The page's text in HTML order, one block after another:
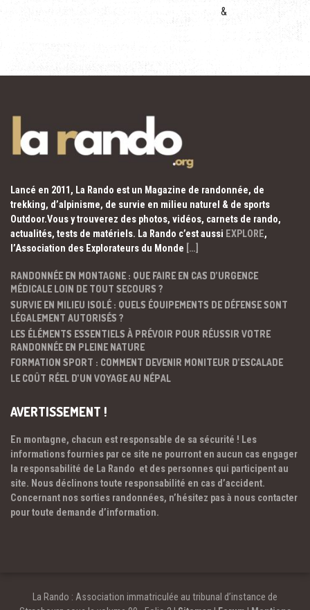
&
Lancé en 2011, La Rando est un Magazine de randonnée, de
trekking, d’alpinisme, de survie en milieu naturel & de sports
Outdoor.Vous y trouverez des photos, vidéos, carnets de rando,
actualités, tests de matériels. La Rando c’est aussi EXPLORE,
l’Association des Explorateurs du Monde […]
RANDONNÉE EN MONTAGNE : QUE FAIRE EN CAS D’URGENCE
MÉDICALE LOIN DE TOUT SECOURS ?
SURVIE EN MILIEU ISOLÉ : QUELS ÉQUIPEMENTS DE DÉFENSE SONT
LÉGALEMENT AUTORISÉS ?
LES ÉLÉMENTS ESSENTIELS À PRÉVOIR POUR RÉUSSIR VOTRE
RANDONNÉE EN PLEINE NATURE
FORMATION SPORT : COMMENT DEVENIR MONITEUR D’ESCALADE
LE COÛT RÉEL D’UN VOYAGE AU NÉPAL
AVERTISSEMENT !
En montagne, chacun est responsable de sa sécurité ! Les
informations fournies par ce site ne pourront en aucun cas engager
la responsabilité de La Rando et des personnes qui participent au
site. Nous déclinons toute responsabilité en cas d’accident.
Concernant nos sorties randonnées, n’hésitez pas à nous contacter
pour toute demande d’information.
La Rando : Association immatriculée au tribunal d’instance de